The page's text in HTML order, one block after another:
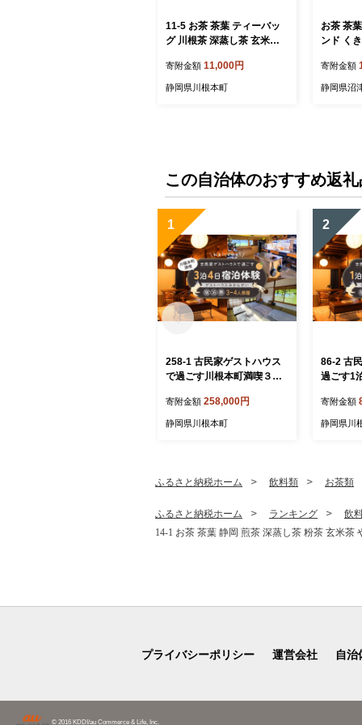
11-5 お茶 茶葉 ティーバッ
グ 川根茶 深蒸し茶 玄米茶
しセットA
寄附金額 11,000円
静岡県川根本町
お茶 茶
ンド く
寄附金額
静岡県沼
この自治体のおすすめ返
1
258-1 古民家ゲストハウス
で過ごす川根本町満喫３泊
スみかんせい宿泊券（3-4人
部屋）
寄附金額 258,000円
静岡県川根本町
2
86-2 古
過ごす1
券（3-4
寄附金額
静岡県川
ふるさと納税ホーム 飲料類 お茶類
ふるさと納税ホーム ランキング
飲
14-1 お茶 茶葉 静岡 煎茶 深蒸し茶 粉茶 玄米
プライバシーポリシー 運営会社 自治
© 2016 KDDI/au Commerce & Life, Inc.